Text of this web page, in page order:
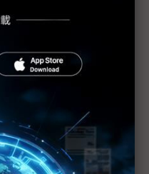
並非首次遭遇質
運算，但DEEPX成
心地表示：「當我
信，但我們做到
現在，我們將再次